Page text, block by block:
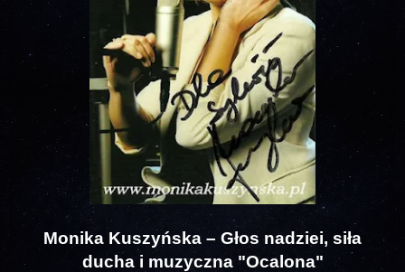
Monika Kuszyńska – Głos nadziei, siła
ducha i muzyczna "Ocalona"